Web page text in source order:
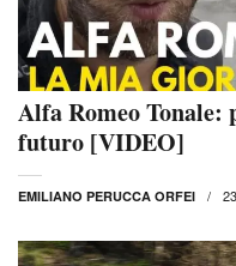
Alfa Romeo Tonale:
futuro [VIDEO]
EMILIANO PERUCCA ORFEI